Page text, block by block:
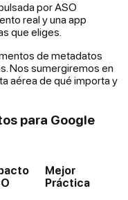
por ASO
real y una app
que eliges.
de metadatos
Nos sumergiremos en
aérea de qué importa y
para Google
Mejor
Práctica